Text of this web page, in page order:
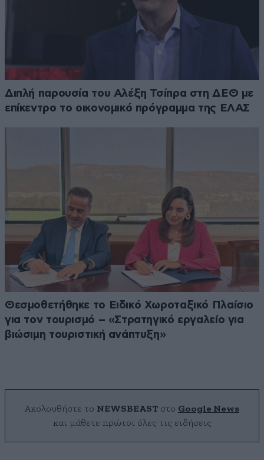
Διπλή παρουσία του Αλέξη Τσίπρα στη ΔΕΘ με
επίκεντρο το οικονομικό πρόγραμμα της ΕΛΑΣ
Θεσμοθετήθηκε το Ειδικό Χωροταξικό Πλαίσιο
για τον τουρισμό – «Στρατηγικό εργαλείο για
βιώσιμη τουριστική ανάπτυξη»
Ακολουθήστε το NEWSBEAST στο Google News
και μάθετε πρώτοι όλες τις ειδήσεις